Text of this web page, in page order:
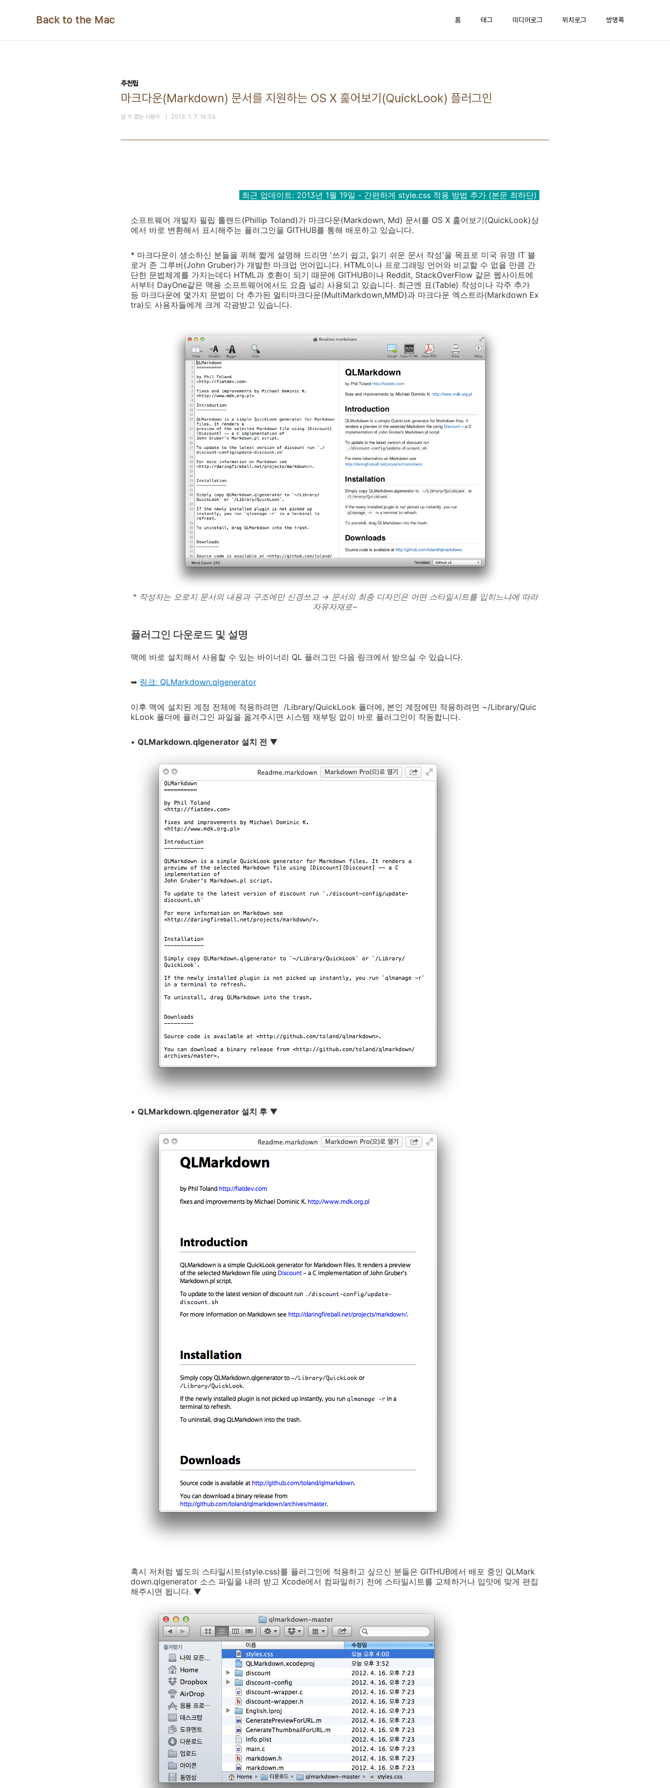
Back to the Mac 홈 태그 미디어로그 위치로그 방명록
추천팁
마크다운(Markdown) 문서를 지원하는 OS X 훑어보기(QuickLook) 플러그인
알 수 없는 사용자 2013. 1. 7. 16:56
최근 업데이트: 2013년 1월 19일 - 간편하게 style.css 적용 방법 추가 (본문 최하단)
소프트웨어 개발자 필립 톨랜드(Phillip Toland)가 마크다운(Markdown, Md) 문서를 OS X 훑어보기(QuickLook)상
에서 바로 변환해서 표시해주는 플러그인을 GITHUB를 통해 배포하고 있습니다.
* 마크다운이 생소하신 분들을 위해 짧게 설명해 드리면 '쓰기 쉽고, 읽기 쉬운 문서 작성'을 목표로 미국 유명 IT 블
로거 존 그루버(John Gruber)가 개발한 마크업 언어입니다. HTML이나 프로그래밍 언어와 비교할 수 없을 만큼 간
단한 문법체계를 가지는데다 HTML과 호환이 되기 때문에 GITHUB이나 Reddit, StackOverFlow 같은 웹사이트에
서부터 DayOne같은 맥용 소프트웨어에서도 요즘 널리 사용되고 있습니다. 최근엔 표(Table) 작성이나 각주 추가
등 마크다운에 몇가지 문법이 더 추가된 멀티마크다운(MultiMarkdown,MMD)과 마크다운 엑스트라(Markdown Ex
tra)도 사용자들에게 크게 각광받고 있습니다.
* 작성자는 오로지 문서의 내용과 구조에만신경쓰고→ 문서의 최종 디자인은 어떤 스타일시트를 입히느냐에 따라
자유자재로~
플러그인 다운로드 및 설명
맥에 바로 설치해서 사용할 수 있는 바이너리 QL 플러그인 다음 링크에서 받으실 수 있습니다.
➥ 링크: QLMarkdown.qlgenerator
이후 맥에 설치된 계정 전체에 적용하려면 /Library/QuickLook 폴더에, 본인 계정에만 적용하려면 ~/Library/Quic
kLook 폴더에 플러그인 파일을 옮겨주시면 시스템 재부팅 없이 바로 플러그인이 작동합니다.
• QLMarkdown.qlgenerator 설치 전 ▼
• QLMarkdown.qlgenerator 설치 후 ▼
혹시 저처럼 별도의 스타일시트(style.css)를 플러그인에 적용하고 싶으신 분들은 GITHUB에서 배포 중인 QLMark
down.qlgenerator 소스 파일을 내려 받고 Xcode에서 컴파일하기 전에 스타일시트를 교체하거나 입맛에 맞게 편집
해주시면 됩니다. ▼